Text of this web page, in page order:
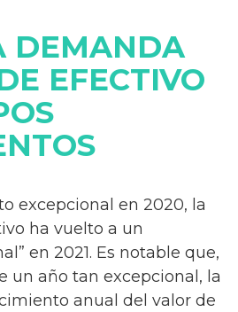
DEMANDA
EFECTIVO
excepcional en 2020, la
ha vuelto a un
en 2021. Es notable que,
un año tan excepcional, la
anual del valor de